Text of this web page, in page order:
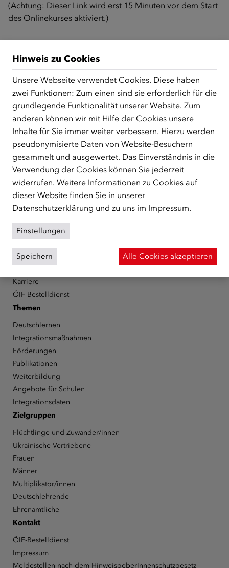
(Achtung: Dieser Link wird erst 15 Minuten vor dem Start
des Onlinekurses aktiviert.)
Zurück zur Übersicht
ÜBER UNS
Der Österreichische Integrationsfonds (ÖIF) ist ein Fonds der
Republik Österreich, der Flüchtlinge, subsidiär
Schutzberechtigte, Vertriebene sowie Zuwander/innen als
zentrale Anlaufstelle bei der Integration in Österreich
unterstützt.
mehr
FacebookYouTubeInstagramLinkedIn
Über den ÖIF
Der Österreichische Integrationsfonds (ÖIF)
Organigramm
Presse
Karriere
ÖIF-Bestelldienst
Themen
Deutschlernen
Integrationsmaßnahmen
Förderungen
Publikationen
Weiterbildung
Angebote für Schulen
Integrationsdaten
Zielgruppen
Flüchtlinge und Zuwander/innen
Ukrainische Vertriebene
Frauen
Männer
Multiplikator/innen
Deutschlehrende
Ehrenamtliche
Kontakt
ÖIF-Bestelldienst
Impressum
Meldestellen nach dem HinweisgeberInnenschutzgesetz
Hinweis zu Cookies
Unsere Webseite verwendet Cookies. Diese haben
zwei Funktionen: Zum einen sind sie erforderlich für die
grundlegende Funktionalität unserer Website. Zum
anderen können wir mit Hilfe der Cookies unsere
Inhalte für Sie immer weiter verbessern. Hierzu werden
pseudonymisierte Daten von Website-Besuchern
gesammelt und ausgewertet. Das Einverständnis in die
Verwendung der Cookies können Sie jederzeit
widerrufen. Weitere Informationen zu Cookies auf
dieser Website finden Sie in unserer
Datenschutzerklärung und zu uns im Impressum.
Einstellungen
Speichern Alle Cookies akzeptieren